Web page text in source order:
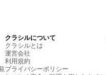
クラシルについて
クラシルとは
運営会社
利用規約
プライバシーポリシー